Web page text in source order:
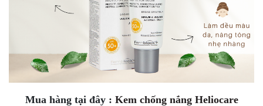
Mua hàng tại đây : Kem chống nắng Heliocare